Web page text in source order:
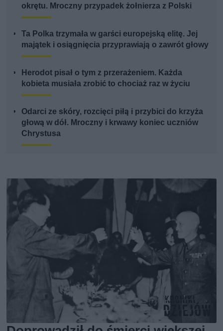
okrętu. Mroczny przypadek żołnierza z Polski
Ta Polka trzymała w garści europejską elitę. Jej
majątek i osiągnięcia przyprawiają o zawrót głowy
Herodot pisał o tym z przerażeniem. Każda
kobieta musiała zrobić to chociaż raz w życiu
Odarci ze skóry, rozcięci piłą i przybici do krzyża
głową w dół. Mroczny i krwawy koniec uczniów
Chrystusa